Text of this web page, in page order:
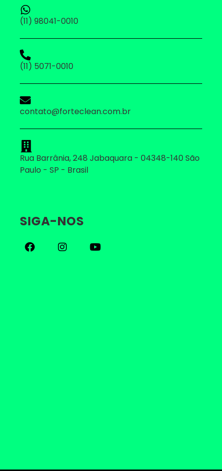
(11) 98041-0010
(11) 5071-0010
contato@forteclean.com.br
Rua Barrânia, 248 Jabaquara - 04348-140 São
Paulo - SP - Brasil
SIGA-NOS